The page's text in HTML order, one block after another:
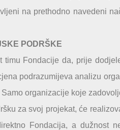
na prethodno navedeni
PODRŠKE
timu Fondacije da, prije
podrazumijeva analizu
organizacije koje
za svoj projekat, će
Fondacija, a dužnost